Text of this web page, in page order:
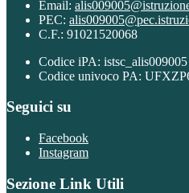
Email:
PEC:
C.F.: 91021520068
Codice iPA: istsc_alis009005
Codice univoco PA:
Seguici su
Facebook
Instagram
Sezione Link Utili